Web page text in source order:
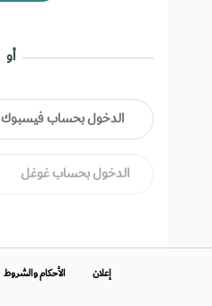
أو
الدخول بحساب فيسبوك
الدخول بحساب غوغل
إعلان الأحكام والشروط